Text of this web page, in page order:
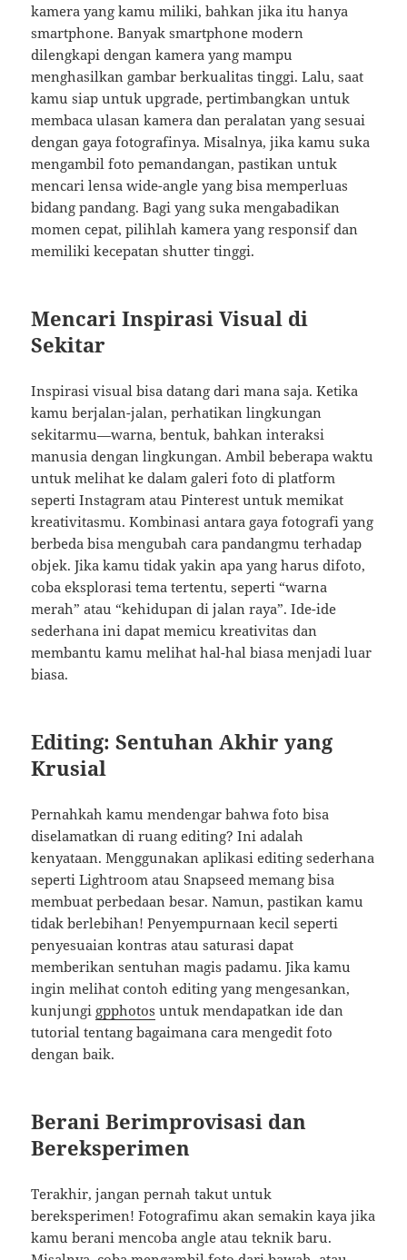
kamera yang kamu miliki, bahkan jika itu hanya
smartphone. Banyak smartphone modern
dilengkapi dengan kamera yang mampu
menghasilkan gambar berkualitas tinggi. Lalu, saat
kamu siap untuk upgrade, pertimbangkan untuk
membaca ulasan kamera dan peralatan yang sesuai
dengan gaya fotografinya. Misalnya, jika kamu suka
mengambil foto pemandangan, pastikan untuk
mencari lensa wide-angle yang bisa memperluas
bidang pandang. Bagi yang suka mengabadikan
momen cepat, pilihlah kamera yang responsif dan
memiliki kecepatan shutter tinggi.
Mencari Inspirasi Visual di
Sekitar
Inspirasi visual bisa datang dari mana saja. Ketika
kamu berjalan-jalan, perhatikan lingkungan
sekitarmu—warna, bentuk, bahkan interaksi
manusia dengan lingkungan. Ambil beberapa waktu
untuk melihat ke dalam galeri foto di platform
seperti Instagram atau Pinterest untuk memikat
kreativitasmu. Kombinasi antara gaya fotografi yang
berbeda bisa mengubah cara pandangmu terhadap
objek. Jika kamu tidak yakin apa yang harus difoto,
coba eksplorasi tema tertentu, seperti “warna
merah” atau “kehidupan di jalan raya”. Ide-ide
sederhana ini dapat memicu kreativitas dan
membantu kamu melihat hal-hal biasa menjadi luar
biasa.
Editing: Sentuhan Akhir yang
Krusial
Pernahkah kamu mendengar bahwa foto bisa
diselamatkan di ruang editing? Ini adalah
kenyataan. Menggunakan aplikasi editing sederhana
seperti Lightroom atau Snapseed memang bisa
membuat perbedaan besar. Namun, pastikan kamu
tidak berlebihan! Penyempurnaan kecil seperti
penyesuaian kontras atau saturasi dapat
memberikan sentuhan magis padamu. Jika kamu
ingin melihat contoh editing yang mengesankan,
kunjungi gpphotos untuk mendapatkan ide dan
tutorial tentang bagaimana cara mengedit foto
dengan baik.
Berani Berimprovisasi dan
Bereksperimen
Terakhir, jangan pernah takut untuk
bereksperimen! Fotografimu akan semakin kaya jika
kamu berani mencoba angle atau teknik baru.